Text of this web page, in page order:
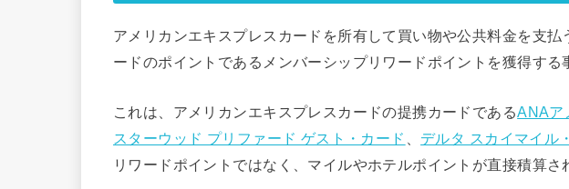
アメリカンエキスプレスカードを所有して買い物や公共料金を支払
ードのポイントであるメンバーシップリワードポイントを獲得する
これは、アメリカンエキスプレスカードの提携カードであるANAア
スターウッド プリファード ゲスト・カード
デルタ スカイマイル
リワードポイントではなく、マイルやホテルポイントが直接積算さ